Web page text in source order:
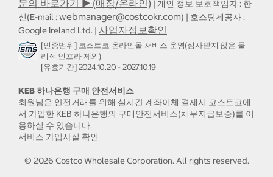
문의 바로가기 ▶ (매장/온라인) | 개인 정보 보호책임자 : 한
신(E-mail :webmanager@costcokr.com) | 호스팅제공자 :
Google Ireland Ltd. | 사업자정보확인
[인증범위] 코스트코 온라인몰 서비스 운영(심사받지 않은 물
리적 인프라 제외)
[유효기간] 2024.10.20 - 2027.10.19
KEB 하나은행 구매 안전서비스
회원님은 안전거래를 위해 실시간 계좌이체 결제시 코스트코에
서 가입한 KEB 하나은행의 구매안전서비스(채무지급보증)를 이
용하실 수 있습니다.
서비스 가입사실 확인
© 2026 Costco Wholesale Corporation.All rights reserved.